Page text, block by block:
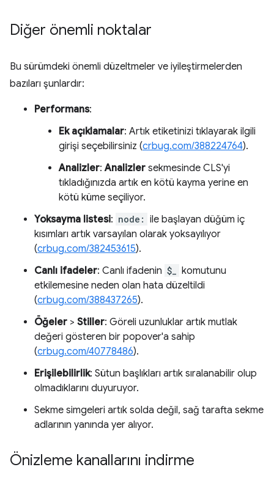
Diğer önemli noktalar
Bu sürümdeki önemli düzeltmeler ve iyileştirmelerden
bazıları şunlardır:
Performans:
Ek açıklamalar: Artık etiketinizi tıklayarak ilgili
girişi seçebilirsiniz (crbug.com/388224764).
Analizler:Analizler sekmesinde CLS'yi
tıkladığınızda artık en kötü kayma yerine en
kötü küme seçiliyor.
Yoksayma listesi: node: ile başlayan düğüm iç
kısımları artık varsayılan olarak yoksayılıyor
(crbug.com/382453615).
Canlı ifadeler: Canlı ifadenin $_
komutunu
etkilemesine neden olan hata düzeltildi
(crbug.com/388437265).
Öğeler > Stiller: Göreli uzunluklar artık mutlak
değeri gösteren bir popover'a sahip
(crbug.com/40778486).
Erişilebilirlik: Sütun başlıkları artık sıralanabilir olup
olmadıklarını duyuruyor.
Sekme simgeleri artık solda değil, sağ tarafta sekme
adlarının yanında yer alıyor.
Önizleme kanallarını indirme